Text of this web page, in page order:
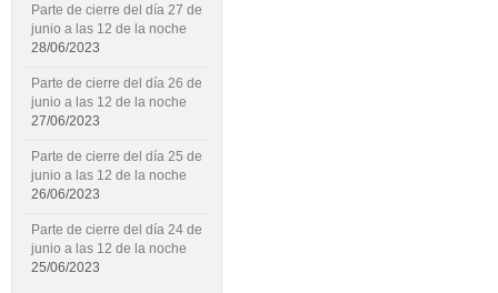
Parte de cierre del día 27 de
junio a las 12 de la noche
28/06/2023
Parte de cierre del día 26 de
junio a las 12 de la noche
27/06/2023
Parte de cierre del día 25 de
junio a las 12 de la noche
26/06/2023
Parte de cierre del día 24 de
junio a las 12 de la noche
25/06/2023